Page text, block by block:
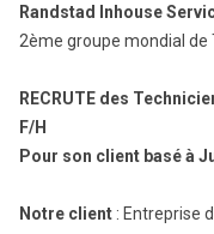
Randstad Inhouse
2ème groupe mondial de
RECRUTE des
F/H
Pour son client basé à
Notre client : Entreprise